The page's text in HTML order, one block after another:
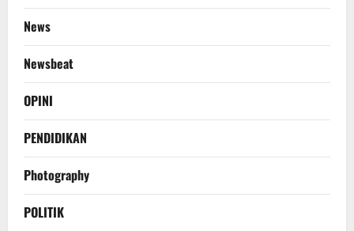
News
Newsbeat
OPINI
PENDIDIKAN
Photography
POLITIK